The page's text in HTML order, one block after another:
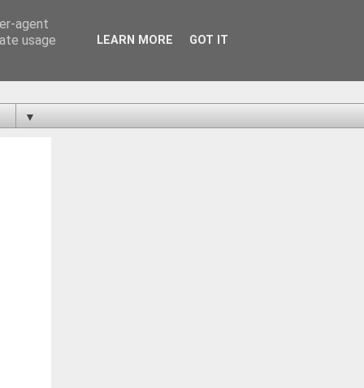
▼
agent
usage
LEARN MORE GOT IT